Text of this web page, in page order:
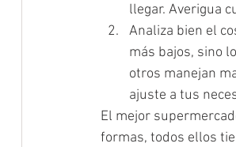
llegar. Averigua
Analiza bien el
más bajos, sino
otros manejan
ajuste a tus
El mejor
formas, todos ellos